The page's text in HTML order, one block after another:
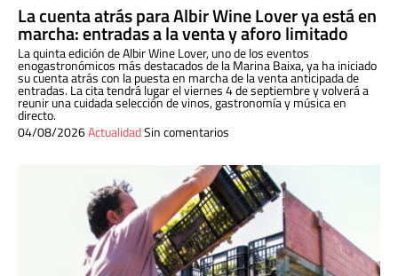
La cuenta atrás para Albir Wine Lover ya está en
marcha: entradas a la venta y aforo limitado
La quinta edición de Albir Wine Lover, uno de los eventos
enogastronómicos más destacados de la Marina Baixa, ya ha iniciado
su cuenta atrás con la puesta en marcha de la venta anticipada de
entradas. La cita tendrá lugar el viernes 4 de septiembre y volverá a
reunir una cuidada selección de vinos, gastronomía y música en
directo.
04/08/2026ActualidadSin comentarios